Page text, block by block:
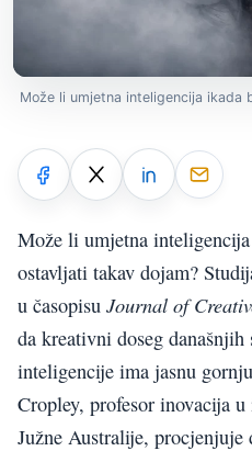
Može li umjetna inteligencija ikada
Može li umjetna
ostavljati takav dojam?
u časopisu Journal of
da kreativni doseg današnjih
inteligencije ima jasnu
Cropley, profesor inovacija
Južne Australije, procjenjuje